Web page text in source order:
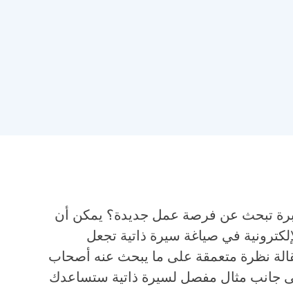
تبحث عن فرصة عمل جديدة؟ يمكن أن
في صياغة سيرة ذاتية تجعل
نظرة متعمقة على ما يبحث عنه أصحاب
إلى جانب مثال مفصل لسيرة ذاتية ستساعدك